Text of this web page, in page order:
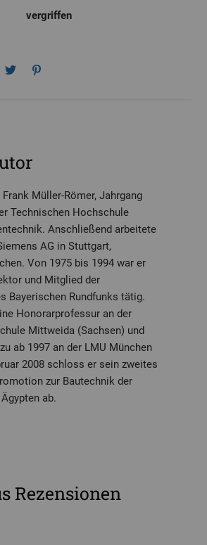
vergriffen
Müller-Römer, Jahrgang
Technischen Hochschule
Anschließend arbeitete
AG in Stuttgart,
Von 1975 bis 1994 war er
und Mitglied der
Bayerischen Rundfunks tätig.
Honorarprofessur an der
Mittweida (Sachsen) und
ab 1997 an der LMU München
2008 schloss er sein zweites
zur Bautechnik der
ab.
Rezensionen